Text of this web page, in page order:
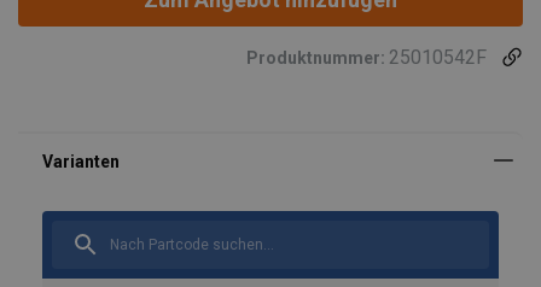
Produktnummer: 25010542F
Kennzeichnung: